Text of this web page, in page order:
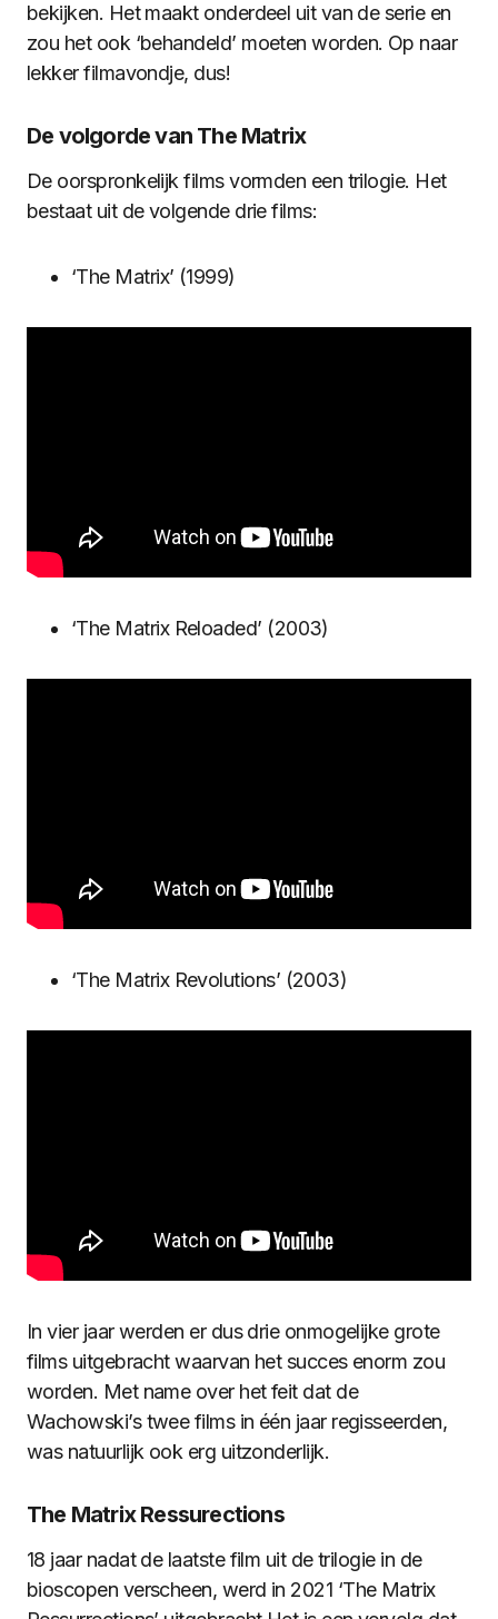
bekijken. Het maakt onderdeel uit van de serie en
zou het ook ‘behandeld’ moeten worden. Op naar
lekker filmavondje, dus!
De volgorde van The Matrix
De oorspronkelijk films vormden een trilogie. Het
bestaat uit de volgende drie films:
‘The Matrix’ (1999)
‘The Matrix Reloaded’ (2003)
‘The Matrix Revolutions’ (2003)
In vier jaar werden er dus drie onmogelijke grote
films uitgebracht waarvan het succes enorm zou
worden. Met name over het feit dat de
Wachowski’s twee films in één jaar regisseerden,
was natuurlijk ook erg uitzonderlijk.
The Matrix Ressurections
18 jaar nadat de laatste film uit de trilogie in de
bioscopen verscheen, werd in 2021 ‘The Matrix